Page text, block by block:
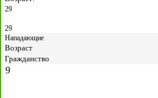
29
29
Нападающие
Возраст
Гражданство
9